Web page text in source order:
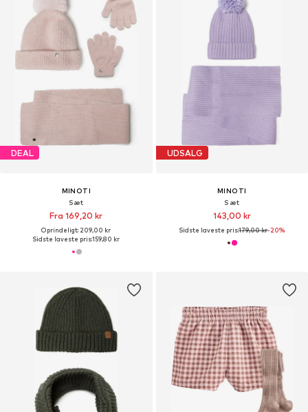
DEAL
MINOTI
Sæt
Fra 169,20 kr
Oprindeligt: 209,00 kr
Sidste laveste pris:159,80 kr
UDSALG
MINOTI
Sæt
143,00 kr
Sidste laveste pris:179,00 kr-20%